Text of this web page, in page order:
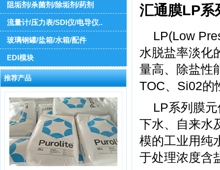
汇通膜LP系
LP(Low
水脱盐率淡化
量高、除盐性
TOC、Si02的
LP系列膜
下水、自来水
模的工业用纯
于处理浓度含
阻垢剂/杀菌剂/除垢剂/药剂
流量计/压力表/SDI仪/电导仪..
玻璃钢罐/盐箱/水箱/配件
EDI模块
推荐产品